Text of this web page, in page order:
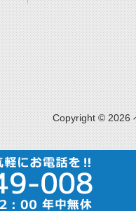
Copyright © 2026